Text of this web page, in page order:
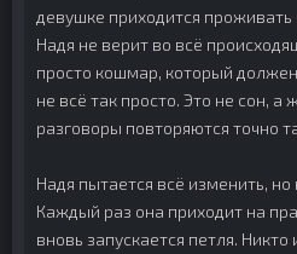
девушке приходится
Надя не верит во всё
просто кошмар, который должен
не всё так просто. Это не сон, а
разговоры повторяются точно
Надя пытается всё изменить, но
Каждый раз она приходит на
вновь запускается петля.